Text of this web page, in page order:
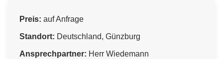
Preis: auf Anfrage
Standort: Deutschland, Günzburg
Ansprechpartner: Herr Wiedemann